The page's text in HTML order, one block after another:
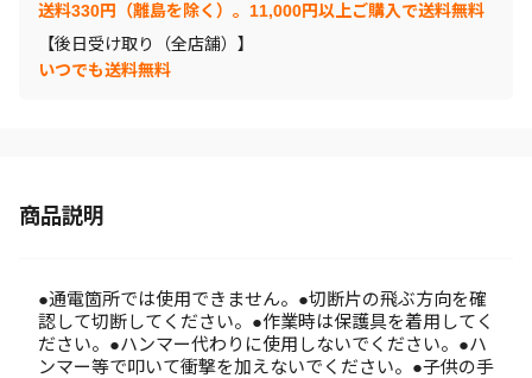
送料330円（離島を除く）。11,000円以上ご購入で送料無料
【後日受け取り（全店舗）】
いつでも送料無料
商品説明
●通電箇所では使用できません。●切断片の飛ぶ方向を確
認して切断してください。●作業時は保護具を着用してく
ださい。●ハンマー代わりに使用しないでください。●ハ
ンマー等で叩いて衝撃を加えないでください。●子供の手